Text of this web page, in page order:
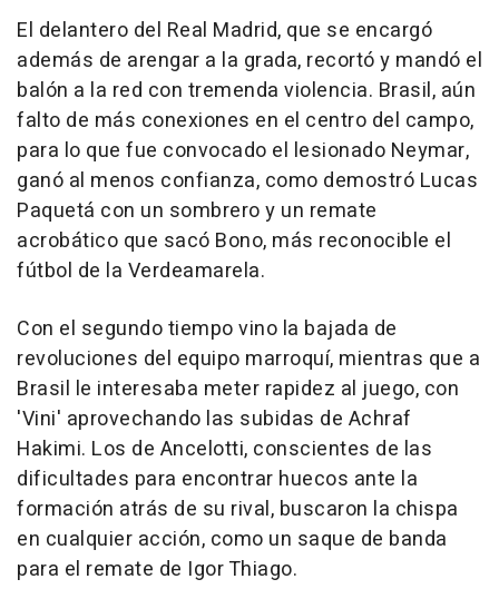
El delantero del Real Madrid, que se encargó
además de arengar a la grada, recortó y mandó el
balón a la red con tremenda violencia. Brasil, aún
falto de más conexiones en el centro del campo,
para lo que fue convocado el lesionado Neymar,
ganó al menos confianza, como demostró Lucas
Paquetá con un sombrero y un remate
acrobático que sacó Bono, más reconocible el
fútbol de la Verdeamarela.
Con el segundo tiempo vino la bajada de
revoluciones del equipo marroquí, mientras que a
Brasil le interesaba meter rapidez al juego, con
'Vini' aprovechando las subidas de Achraf
Hakimi. Los de Ancelotti, conscientes de las
dificultades para encontrar huecos ante la
formación atrás de su rival, buscaron la chispa
en cualquier acción, como un saque de banda
para el remate de Igor Thiago.